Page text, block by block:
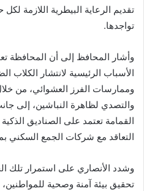
تقديم الرعاية البيطرية اللازمة
تواجدها.
وأشار المحافظ إلى أن المحافظة
الأسباب الرئيسية لانتشار الكلاب
وممارسات الفرز العشوائي، من
والتصدي لظاهرة النباشين، إلى
القمامة تعتمد على الصناديق
التعاقد مع شركات الجمع السكني
وشدد الأنصاري على استمرار تلك
تحقيق بيئة آمنة وصحية